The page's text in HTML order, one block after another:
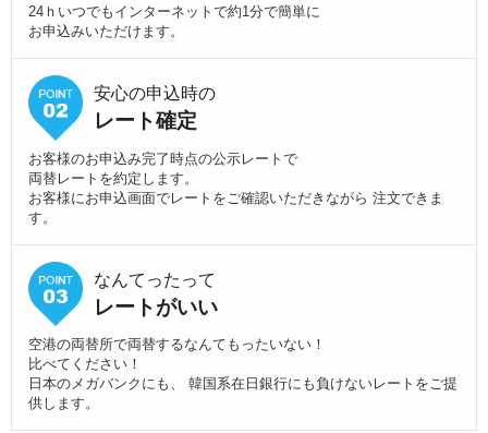
24ｈいつでもインターネットで約1分で簡単に
お申込みいただけます。
安心の申込時の
レート確定
お客様のお申込み完了時点の公示レートで
両替レートを約定します。
お客様にお申込画面でレートをご確認いただきながら 注文できま
す。
なんてったって
レートがいい
空港の両替所で両替するなんてもったいない！
比べてください！
日本のメガバンクにも、 韓国系在日銀行にも負けないレートをご提
供します。